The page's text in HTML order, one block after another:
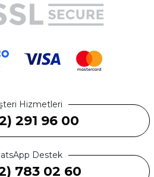
Hizmetleri
291 96 00
Destek
783 02 60